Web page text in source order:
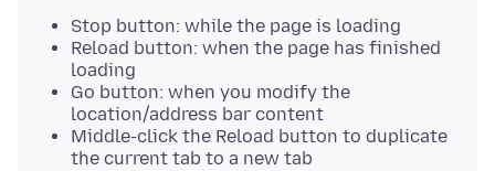
Stop button: while the page is loading
Reload button: when the page has finished
loading
Go button: when you modify the
location/address bar content
Middle-click the Reload button to duplicate
the current tab to a new tab